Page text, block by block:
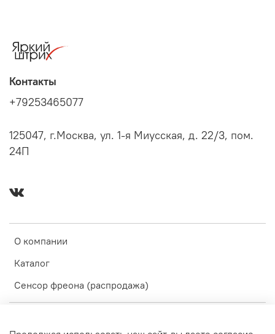
О компании
Каталог
Сенсор фреона (распродажа)
Контакты
+79253465077
125047, г.Москва, ул. 1-я Миусская, д. 22/3, пом.
24П